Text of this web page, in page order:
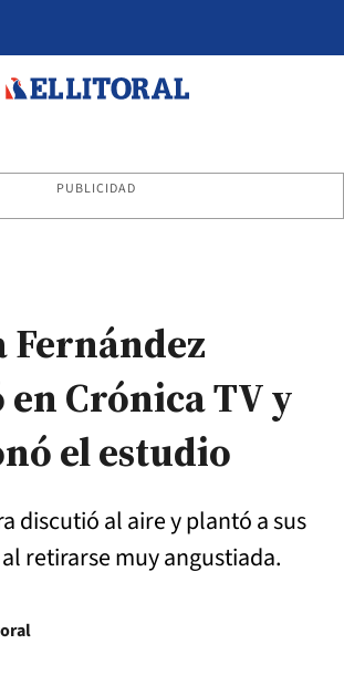
PUBLICIDAD
Fernández
en Crónica TV y
el estudio
discutió al aire y plantó a sus
retirarse muy angustiada.